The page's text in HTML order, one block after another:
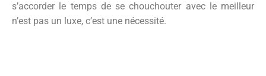
s’accorder le temps de se chouchouter avec le meilleur
n’est pas un luxe, c’est une nécessité.